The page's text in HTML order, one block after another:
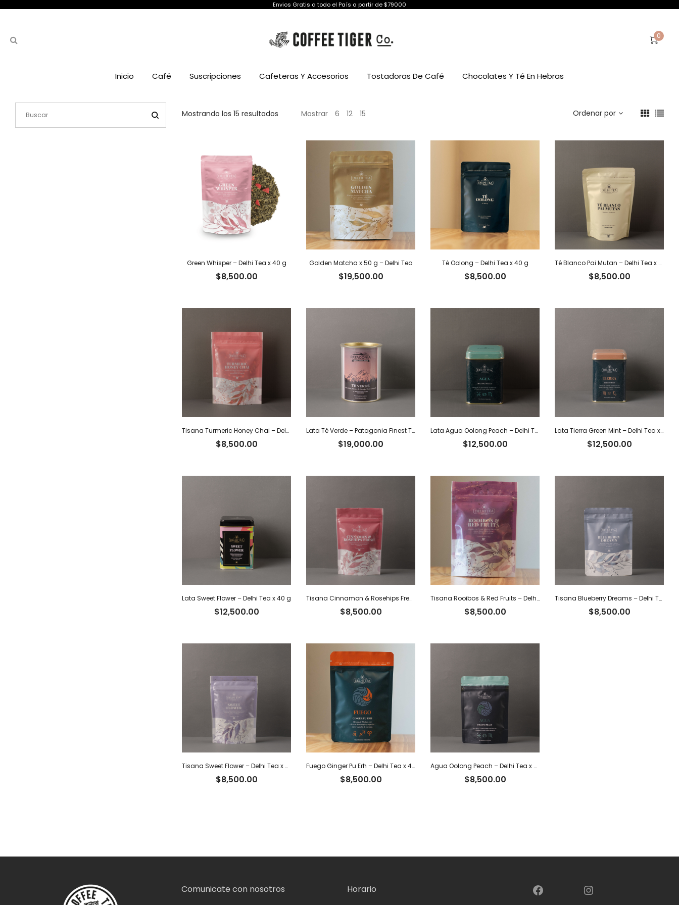
Envios Gratis a todo el País a partir de $79000
0
Inicio Café Suscripciones Cafeteras Y Accesorios Tostadoras De Café Chocolates Y Té En Hebras
Mostrando los 15 resultados OrdenadoMostrar 6 12 15 Ordenar por
Green Whisper – Delhi Tea x 40 g
$8,500.00
Golden Matcha x 50 g – Delhi Tea
$19,500.00
Té Oolong – Delhi Tea x 40 g
$8,500.00
Té Blanco Pai Mutan – Delhi Tea x 40 g
$8,500.00
Tisana Turmeric Honey Chai – Delhi Tea x 40 g
$8,500.00
Lata Té Verde – Patagonia Finest Tea x 80 g
$19,000.00
Lata Agua Oolong Peach – Delhi Tea x 40 g
$12,500.00
Lata Tierra Green Mint – Delhi Tea x 40 g
$12,500.00
Lata Sweet Flower – Delhi Tea x 40 g
$12,500.00
Tisana Cinnamon & Rosehips Fresh – Delhi Tea x 60 g
$8,500.00
Tisana Rooibos & Red Fruits – Delhi Tea x 40 g
$8,500.00
Tisana Blueberry Dreams – Delhi Tea x 60 g
$8,500.00
Tisana Sweet Flower – Delhi Tea x 30 g
$8,500.00
Fuego Ginger Pu Erh – Delhi Tea x 40 g
$8,500.00
Agua Oolong Peach – Delhi Tea x 40 g
$8,500.00
Comunicate con nosotros Horario Facebook Instagram